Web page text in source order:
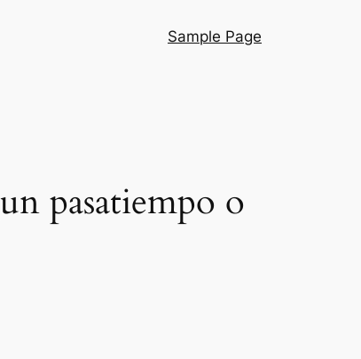
Sample Page
pasatiempo o